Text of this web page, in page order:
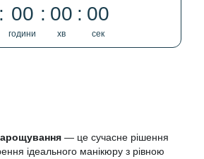
00
години
00
хв
00
сек
— це сучасне рішення
ідеального манікюру з рівною